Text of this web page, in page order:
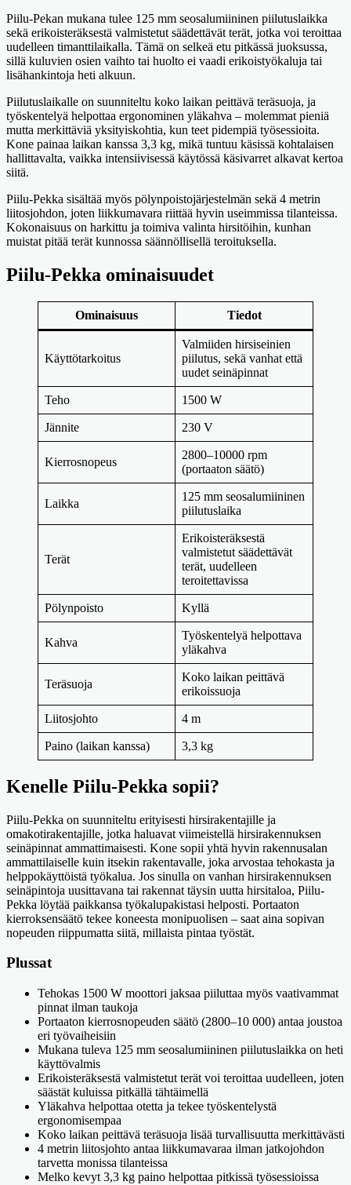
Piilu-Pekan mukana tulee 125 mm seosalumiininen piilutuslaikka
sekä erikoisteräksestä valmistetut säädettävät terät, jotka voi teroittaa
uudelleen timanttilaikalla. Tämä on selkeä etu pitkässä juoksussa,
sillä kuluvien osien vaihto tai huolto ei vaadi erikoistyökaluja tai
lisähankintoja heti alkuun.
Piilutuslaikalle on suunniteltu koko laikan peittävä teräsuoja, ja
työskentelyä helpottaa ergonominen yläkahva – molemmat pieniä
mutta merkittäviä yksityiskohtia, kun teet pidempiä työsessioita.
Kone painaa laikan kanssa 3,3 kg, mikä tuntuu käsissä kohtalaisen
hallittavalta, vaikka intensiivisessä käytössä käsivarret alkavat kertoa
siitä.
Piilu-Pekka sisältää myös pölynpoistojärjestelmän sekä 4 metrin
liitosjohdon, joten liikkumavara riittää hyvin useimmissa tilanteissa.
Kokonaisuus on harkittu ja toimiva valinta hirsitöihin, kunhan
muistat pitää terät kunnossa säännöllisellä teroituksella.
Piilu-Pekka ominaisuudet
Ominaisuus Tiedot
Käyttötarkoitus
Valmiiden hirsiseinien
piilutus, sekä vanhat että
uudet seinäpinnat
Teho 1500 W
Jännite 230 V
Kierrosnopeus
2800–10000 rpm
(portaaton säätö)
Laikka
125 mm seosalumiininen
piilutuslaika
Terät
Erikoisteräksestä
valmistetut säädettävät
terät, uudelleen
teroitettavissa
Pölynpoisto Kyllä
Kahva
Työskentelyä helpottava
yläkahva
Teräsuoja
Koko laikan peittävä
erikoissuoja
Liitosjohto 4 m
Paino (laikan kanssa) 3,3 kg
Kenelle Piilu-Pekka sopii?
Piilu-Pekka on suunniteltu erityisesti hirsirakentajille ja
omakotirakentajille, jotka haluavat viimeistellä hirsirakennuksen
seinäpinnat ammattimaisesti. Kone sopii yhtä hyvin rakennusalan
ammattilaiselle kuin itsekin rakentavalle, joka arvostaa tehokasta ja
helppokäyttöistä työkalua. Jos sinulla on vanhan hirsirakennuksen
seinäpintoja uusittavana tai rakennat täysin uutta hirsitaloa, Piilu-
Pekka löytää paikkansa työkalupakistasi helposti. Portaaton
kierroksensäätö tekee koneesta monipuolisen – saat aina sopivan
nopeuden riippumatta siitä, millaista pintaa työstät.
Plussat
Tehokas 1500 W moottori jaksaa piiluttaa myös vaativammat
pinnat ilman taukoja
Portaaton kierrosnopeuden säätö (2800–10 000) antaa joustoa
eri työvaiheisiin
Mukana tuleva 125 mm seosalumiininen piilutuslaikka on heti
käyttövalmis
Erikoisteräksestä valmistetut terät voi teroittaa uudelleen, joten
säästät kuluissa pitkällä tähtäimellä
Yläkahva helpottaa otetta ja tekee työskentelystä
ergonomisempaa
Koko laikan peittävä teräsuoja lisää turvallisuutta merkittävästi
4 metrin liitosjohto antaa liikkumavaraa ilman jatkojohdon
tarvetta monissa tilanteissa
Melko kevyt 3,3 kg paino helpottaa pitkissä työsessioissa